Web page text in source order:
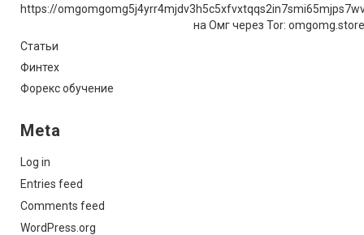
https://
на Омг через Tor:
Статьи
Финтех
Форекс обучение
Meta
Log in
Entries feed
Comments feed
WordPress.org